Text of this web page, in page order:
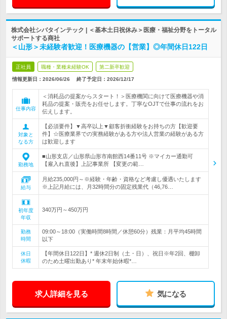
株式会社シバタインテック | ＜基本土日祝休み＞医療・福祉分野をトータル
サポートする商社
＜山形＞未経験者歓迎！医療機器の【営業】◎年間休日122日
正社員 職種・業種未経験OK 第二新卒歓迎
情報更新日：2026/06/26 終了予定日： 2026/12/17
仕事内容
＜消耗品の提案からスタート！＞医療機関に向けて医療機器や消
耗品の提案・販売をお任せします。丁寧なOJTで仕事の流れをお
伝えします。
対象と
なる方
【必須要件】▼高卒以上▼顧客折衝経験をお持ちの方【歓迎要
件】☆医療業界での実務経験がある方や法人営業の経験がある方
は歓迎します
勤務地
■山形支店／山形県山形市南館西14番11号 ※マイカー通勤可
【雇入れ直後】上記事業所 【変更の範…
給与
月給235,000円～※経験・年齢・資格など考慮し優遇いたします
※上記月給には、月32時間分の固定残業代（46,76…
初年度
年収
340万円～450万円
勤務
時間
09:00～18:00（実働時間8時間／休憩60分）残業：月平均45時間
以下
休日
休暇
【年間休日122日】* 週休2日制（土・日）、祝日※年2回、棚卸
のため土曜出勤あり* 年末年始休暇*…
求人詳細を見る 気になる